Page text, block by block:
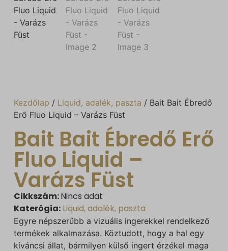
Kezdőlap / Liquid, adalék, paszta / Bait Bait Ébredő
Erő Fluo Liquid – Varázs Füst
Bait Bait Ébredő Erő
Fluo Liquid –
Varázs Füst
Cikkszám:Nincs adat
Katerógia: Liquid, adalék, paszta
Egyre népszerűbb a vizuális ingerekkel rendelkező
termékek alkalmazása. Köztudott, hogy a hal egy
kíváncsi állat, bármilyen külső ingert érzékel maga